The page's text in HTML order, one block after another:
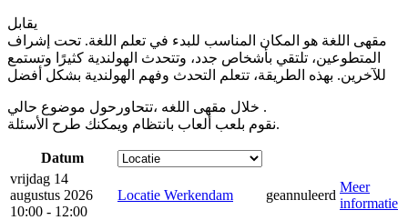
يقابل
مقهى اللغة هو المكان المناسب للبدء في تعلم اللغة. تحت إشراف
المتطوعين، تلتقي بأشخاص جدد، وتتحدث الهولندية كثيرًا وتستمع
للآخرين. بهذه الطريقة، تتعلم التحدث وفهم الهولندية بشكل أفضل
خلال مقهى اللغه ،تتحاورحول موضوع حالي .
نقوم بلعب ألعاب بانتظام ويمكنك طرح الأسئلة.
Datum
vrijdag 14
augustus 2026
10:00 - 12:00
Locatie Werkendam geannuleerd
Meer
informatie